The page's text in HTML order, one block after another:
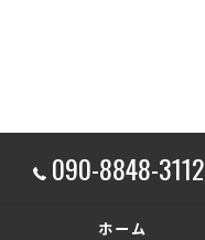
090-8848-3112
ホーム